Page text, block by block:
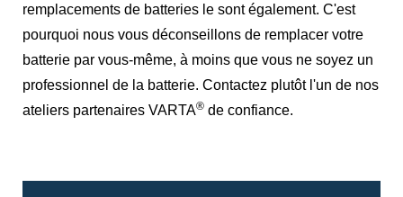
remplacements de batteries le sont également. C'est
pourquoi nous vous déconseillons de remplacer votre
batterie par vous-même, à moins que vous ne soyez un
professionnel de la batterie. Contactez plutôt l'un de nos
ateliers partenaires VARTA® de confiance.